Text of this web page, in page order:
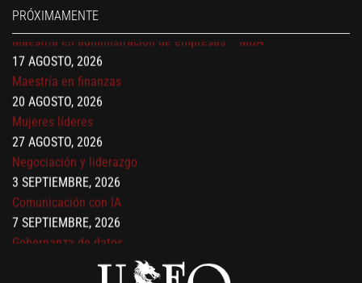
PRÓXIMAMENTE
17 AGOSTO, 2026
Maestría en administración de empresas – MBA
Maestría en finanzas
Mujeres líderes
27 AGOSTO, 2026
Negociación y liderazgo
3 SEPTIEMBRE, 2026
Comunicación con IA
Gobernanza de datos
Finanzas para no financieros